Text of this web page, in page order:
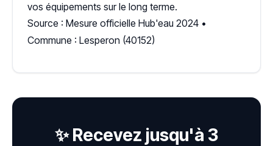
vos équipements sur le long terme.
Source : Mesure officielle Hub'eau 2024 •
Commune : Lesperon (40152)
✨ Recevez jusqu'à 3